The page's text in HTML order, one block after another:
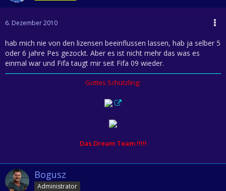
6. Dezember 2010
hab mich nie von den lizensen beeinflussen lassen, hab ja selber 5
oder 6 jahre Pes gezockt. Aber es ist nicht mehr das was es
einmal war und Fifa taugt mir seit Fifa 09 wieder.
Gottes Schützling:
Das Dream Team !!!!!
Bogusz
Administrator